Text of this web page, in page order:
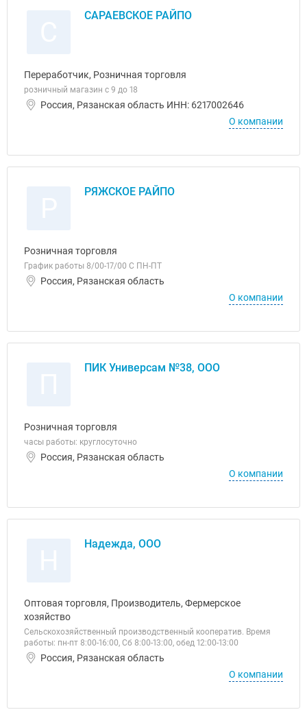
САРАЕВСКОЕ РАЙПО
Переработчик, Розничная торговля
розничный магазин с 9 до 18
Россия, Рязанская область ИНН: 6217002646
О компании
РЯЖСКОЕ РАЙПО
Розничная торговля
График работы 8/00-17/00 С ПН-ПТ
Россия, Рязанская область
О компании
ПИК Универсам №38, ООО
Розничная торговля
часы работы: круглосуточно
Россия, Рязанская область
О компании
Надежда, ООО
Оптовая торговля, Производитель, Фермерское
хозяйство
Сельскохозяйственный производственный кооператив. Время
работы: пн-пт 8:00-16:00, Сб 8:00-13:00, обед 12:00-13:00
Россия, Рязанская область
О компании